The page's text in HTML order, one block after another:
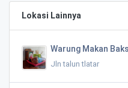
Lokasi Lainnya
Warung Makan
Jln talun tlatar